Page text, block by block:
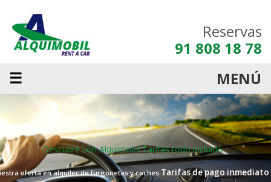
Reservas
91 808 18 78
☰
MENÚ
Descubre con AlquimobilTarifas todo incluido
oferta en alquiler de furgonetas y coches Tarifas de pago inmediato